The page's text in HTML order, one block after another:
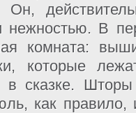
нежностью. В
комната:
которые
сказке.
как правило,